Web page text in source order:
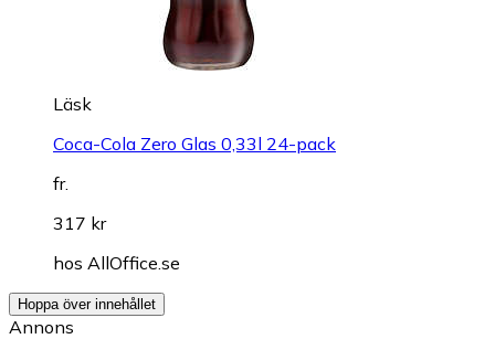
Läsk
Coca-Cola Zero Glas 0,33l 24-pack
fr.
317 kr
hos AllOffice.se
Hoppa över innehållet
Annons